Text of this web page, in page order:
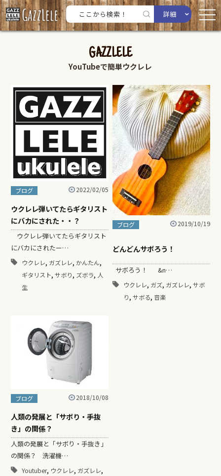
詳細
GAZZLELE
YouTubeで簡単ウクレレ
ブログ 2022/02/05
ウクレレ弾いてたらギタリスト
にバカにされた・・？
ウクレレ弾いてたらギタリスト
にバカにされたー…
ウクレレ, ガズレレ, かんたん,
ギタリスト, サボり, ズボラ, 人
生
ブログ 2019/10/19
どんどんサボろう！
サボろう！ &n…
ウクレレ, ガズ, ガズレレ, サボ
り, サボる, 音楽
ブログ 2018/10/08
人類の発展と「サボり・手抜
き」の関係？
人類の発展と「サボり・手抜き」
の関係？ 洗濯機…
Youtuber, ウクレレ, ガズレレ,